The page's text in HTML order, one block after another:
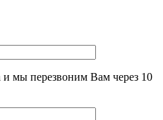
и мы перезвоним Вам через 10